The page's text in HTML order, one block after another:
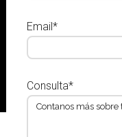
Email*
Consulta*